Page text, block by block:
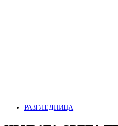
РАЗГЛЕДНИЦА